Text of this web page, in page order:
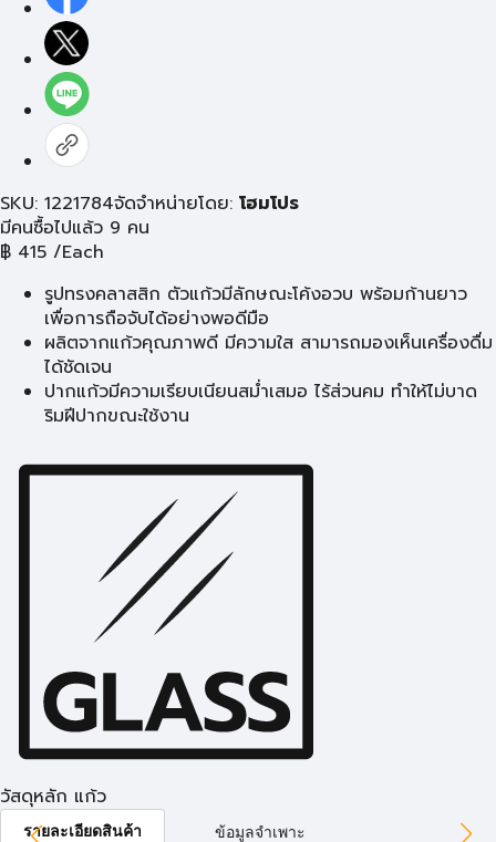
SKU: 1221784จัดจำหน่ายโดย: โฮมโปร
มีคนซื้อไปแล้ว 9 คน
฿ 415 /Each
รูปทรงคลาสสิก ตัวแก้วมีลักษณะโค้งอวบ พร้อมก้านยาว
เพื่อการถือจับได้อย่างพอดีมือ
ผลิตจากแก้วคุณภาพดี มีความใส สามารถมองเห็นเครื่องดื่ม
ได้ชัดเจน
ปากแก้วมีความเรียบเนียนสม่ำเสมอ ไร้ส่วนคม ทำให้ไม่บาด
ริมฝีปากขณะใช้งาน
วัสดุหลัก แก้ว
รายละเอียดสินค้า ข้อมูลจำเพาะ